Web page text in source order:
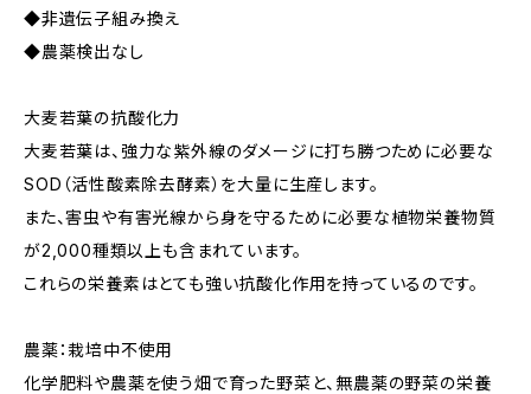
◆非遺伝子組み換え
◆農薬検出なし
大麦若葉の抗酸化力
大麦若葉は、強力な紫外線のダメージに打ち勝つために必要な
SOD（活性酸素除去酵素）を大量に生産します。
また、害虫や有害光線から身を守るために必要な植物栄養物質
が2,000種類以上も含まれています。
これらの栄養素はとても強い抗酸化作用を持っているのです。
農薬：栽培中不使用
化学肥料や農薬を使う畑で育った野菜と、無農薬の野菜の栄養